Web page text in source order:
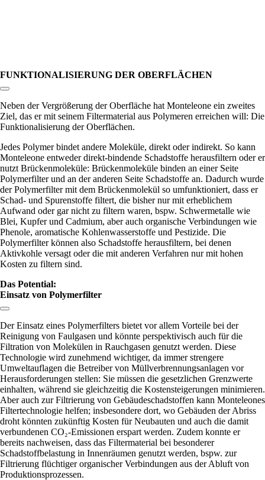
FUNKTIONAL­ISIERUNG DER OBERFLÄCHEN
Link zum Abschnitt kopieren:
Neben der Vergrößerung der Oberfläche hat Monteleone ein zweites
Ziel, das er mit seinem Filtermaterial aus Polymeren erreichen will: Die
Funktionalisierung der Oberflächen.
Jedes Polymer bindet andere Moleküle, direkt oder indirekt. So kann
Monteleone entweder direkt-bindende Schadstoffe herausfiltern oder er
nutzt Brückenmoleküle: Brückenmoleküle binden an einer Seite
Polymerfilter und an der anderen Seite Schadstoffe an. Dadurch wurde
der Polymerfilter mit dem Brückenmolekül so umfunktioniert, dass er
Schad- und Spurenstoffe filtert, die bisher nur mit erheblichem
Aufwand oder gar nicht zu filtern waren, bspw. Schwermetalle wie
Blei, Kupfer und Cadmium, aber auch organische Verbindungen wie
Phenole, aromatische Kohlenwasserstoffe und Pestizide. Die
Polymerfilter können also Schadstoffe herausfiltern, bei denen
Aktivkohle versagt oder die mit anderen Verfahren nur mit hohen
Kosten zu filtern sind.
Das Potential:
Einsatz von Polymerfilter
Link zum Abschnitt kopieren:
Der Einsatz eines Polymerfilters bietet vor allem Vorteile bei der
Reinigung von Faulgasen und könnte perspektivisch auch für die
Filtration von Molekülen in Rauchgasen genutzt werden. Diese
Technologie wird zunehmend wichtiger, da immer strengere
Umweltauflagen die Betreiber von Müllverbrennungsanlagen vor
Herausforderungen stellen: Sie müssen die gesetzlichen Grenzwerte
einhalten, während sie gleichzeitig die Kostensteigerungen minimieren.
Aber auch zur Filtrierung von Gebäudeschadstoffen kann Monteleones
Filtertechnologie helfen; insbesondere dort, wo Gebäuden der Abriss
droht könnten zukünftig Kosten für Neubauten und auch die damit
verbundenen CO₂-Emissionen erspart werden. Zudem konnte er
bereits nachweisen, dass das Filtermaterial bei besonderer
Schadstoffbelastung in Innenräumen genutzt werden, bspw. zur
Filtrierung flüchtiger organischer Verbindungen aus der Abluft von
Produktionsprozessen.